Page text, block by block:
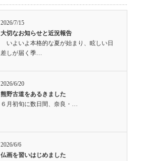
2026/7/15
大切なお知らせと近況報告
いよいよ本格的な夏が始まり、眩しい日
差しが届く季…
2026/6/20
熊野古道をあるきました
６月初旬に数日間、奈良・…
2026/6/6
仏画を習いはじめました